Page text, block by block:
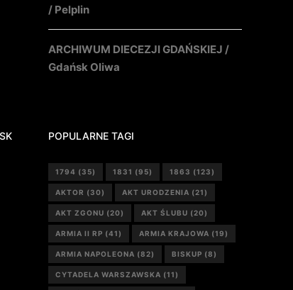
/ Pelplin
ARCHIWUM DIECEZJI GDAŃSKIEJ /
Gdańsk Oliwa
POPULARNE TAGI
1794 (35) 1831 (95) 1863 (123)
AKTOR (30) AKT URODZENIA (21)
AKT ZGONU (20) AKT ŚLUBU (20)
ARMIA II RP (41) ARMIA KRAJOWA (19)
ARMIA NAPOLEONA (82) BISKUP (8)
CYTADELA WARSZAWSKA (11)